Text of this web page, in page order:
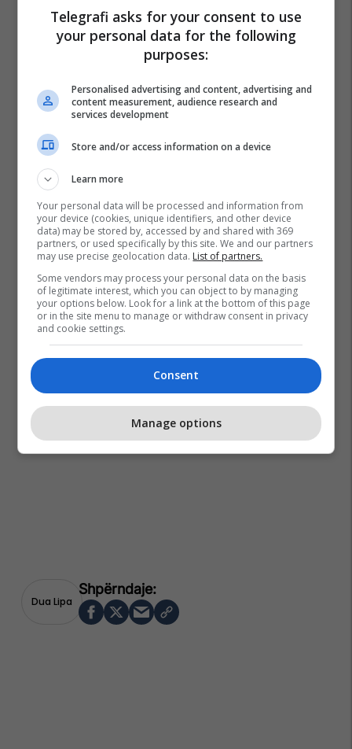
Dua Lipa
Telegrafi asks for your consent to use
your personal data for the following
purposes:
Personalised advertising and content, advertising and
content measurement, audience research and
services development
Store and/or access information on a device
Learn more
Your personal data will be processed and information from
your device (cookies, unique identifiers, and other device
data) may be stored by, accessed by and shared with 369
partners, or used specifically by this site. We and our partners
may use precise geolocation data. List of partners.
Some vendors may process your personal data on the basis
of legitimate interest, which you can object to by managing
your options below. Look for a link at the bottom of this page
or in the site menu to manage or withdraw consent in privacy
and cookie settings.
Consent
Manage options